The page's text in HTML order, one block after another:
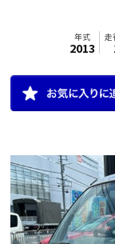
年式
2013